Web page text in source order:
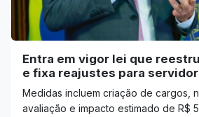
Entra em vigor lei que
e fixa reajustes para
Medidas incluem criação de cargos,
avaliação e impacto estimado de R$